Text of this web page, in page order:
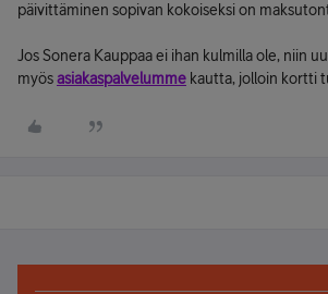
päivittäminen sopivan kokoiseksi on
Jos Sonera Kauppaa ei ihan kulmilla ole, niin
myösasiakaspalvelumme kautta, jolloin kortti